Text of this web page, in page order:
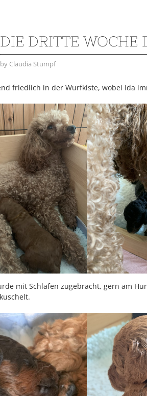
DIE DRITTE WOCHE
by Claudia Stumpf
friedlich in der Wurfkiste, wobei Ida
mit Schlafen zugebracht, gern am